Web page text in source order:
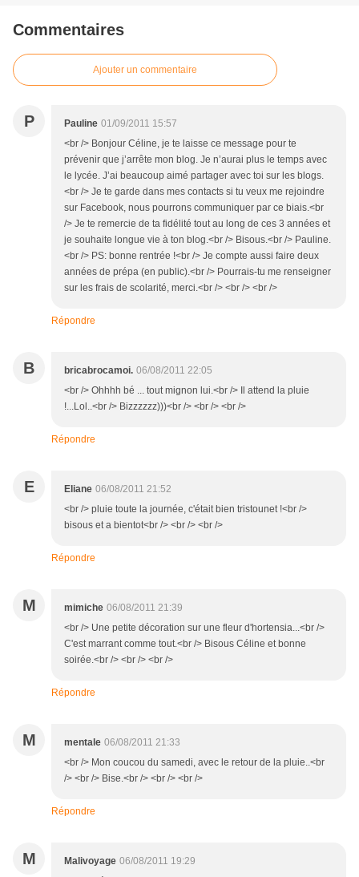
Commentaires
Ajouter un commentaire
P Pauline 01/09/2011 15:57
<br /> Bonjour Céline, je te laisse ce message pour te
prévenir que j’arrête mon blog. Je n’aurai plus le temps avec
le lycée. J’ai beaucoup aimé partager avec toi sur les blogs.
<br /> Je te garde dans mes contacts si tu veux me rejoindre
sur Facebook, nous pourrons communiquer par ce biais.<br
/> Je te remercie de ta fidélité tout au long de ces 3 années et
je souhaite longue vie à ton blog.<br /> Bisous.<br /> Pauline.
<br /> PS: bonne rentrée !<br /> Je compte aussi faire deux
années de prépa (en public).<br /> Pourrais-tu me renseigner
sur les frais de scolarité, merci.<br /> <br /> <br />
Répondre
B bricabrocamoi. 06/08/2011 22:05
<br /> Ohhhh bé ... tout mignon lui.<br /> Il attend la pluie
!...Lol..<br /> Bizzzzzz)))<br /> <br /> <br />
Répondre
E Eliane 06/08/2011 21:52
<br /> pluie toute la journée, c'était bien tristounet !<br />
bisous et a bientot<br /> <br /> <br />
Répondre
M mimiche 06/08/2011 21:39
<br /> Une petite décoration sur une fleur d'hortensia...<br />
C'est marrant comme tout.<br /> Bisous Céline et bonne
soirée.<br /> <br /> <br />
Répondre
M mentale 06/08/2011 21:33
<br /> Mon coucou du samedi, avec le retour de la pluie..<br
/> <br /> Bise.<br /> <br /> <br />
Répondre
M Malivoyage 06/08/2011 19:29